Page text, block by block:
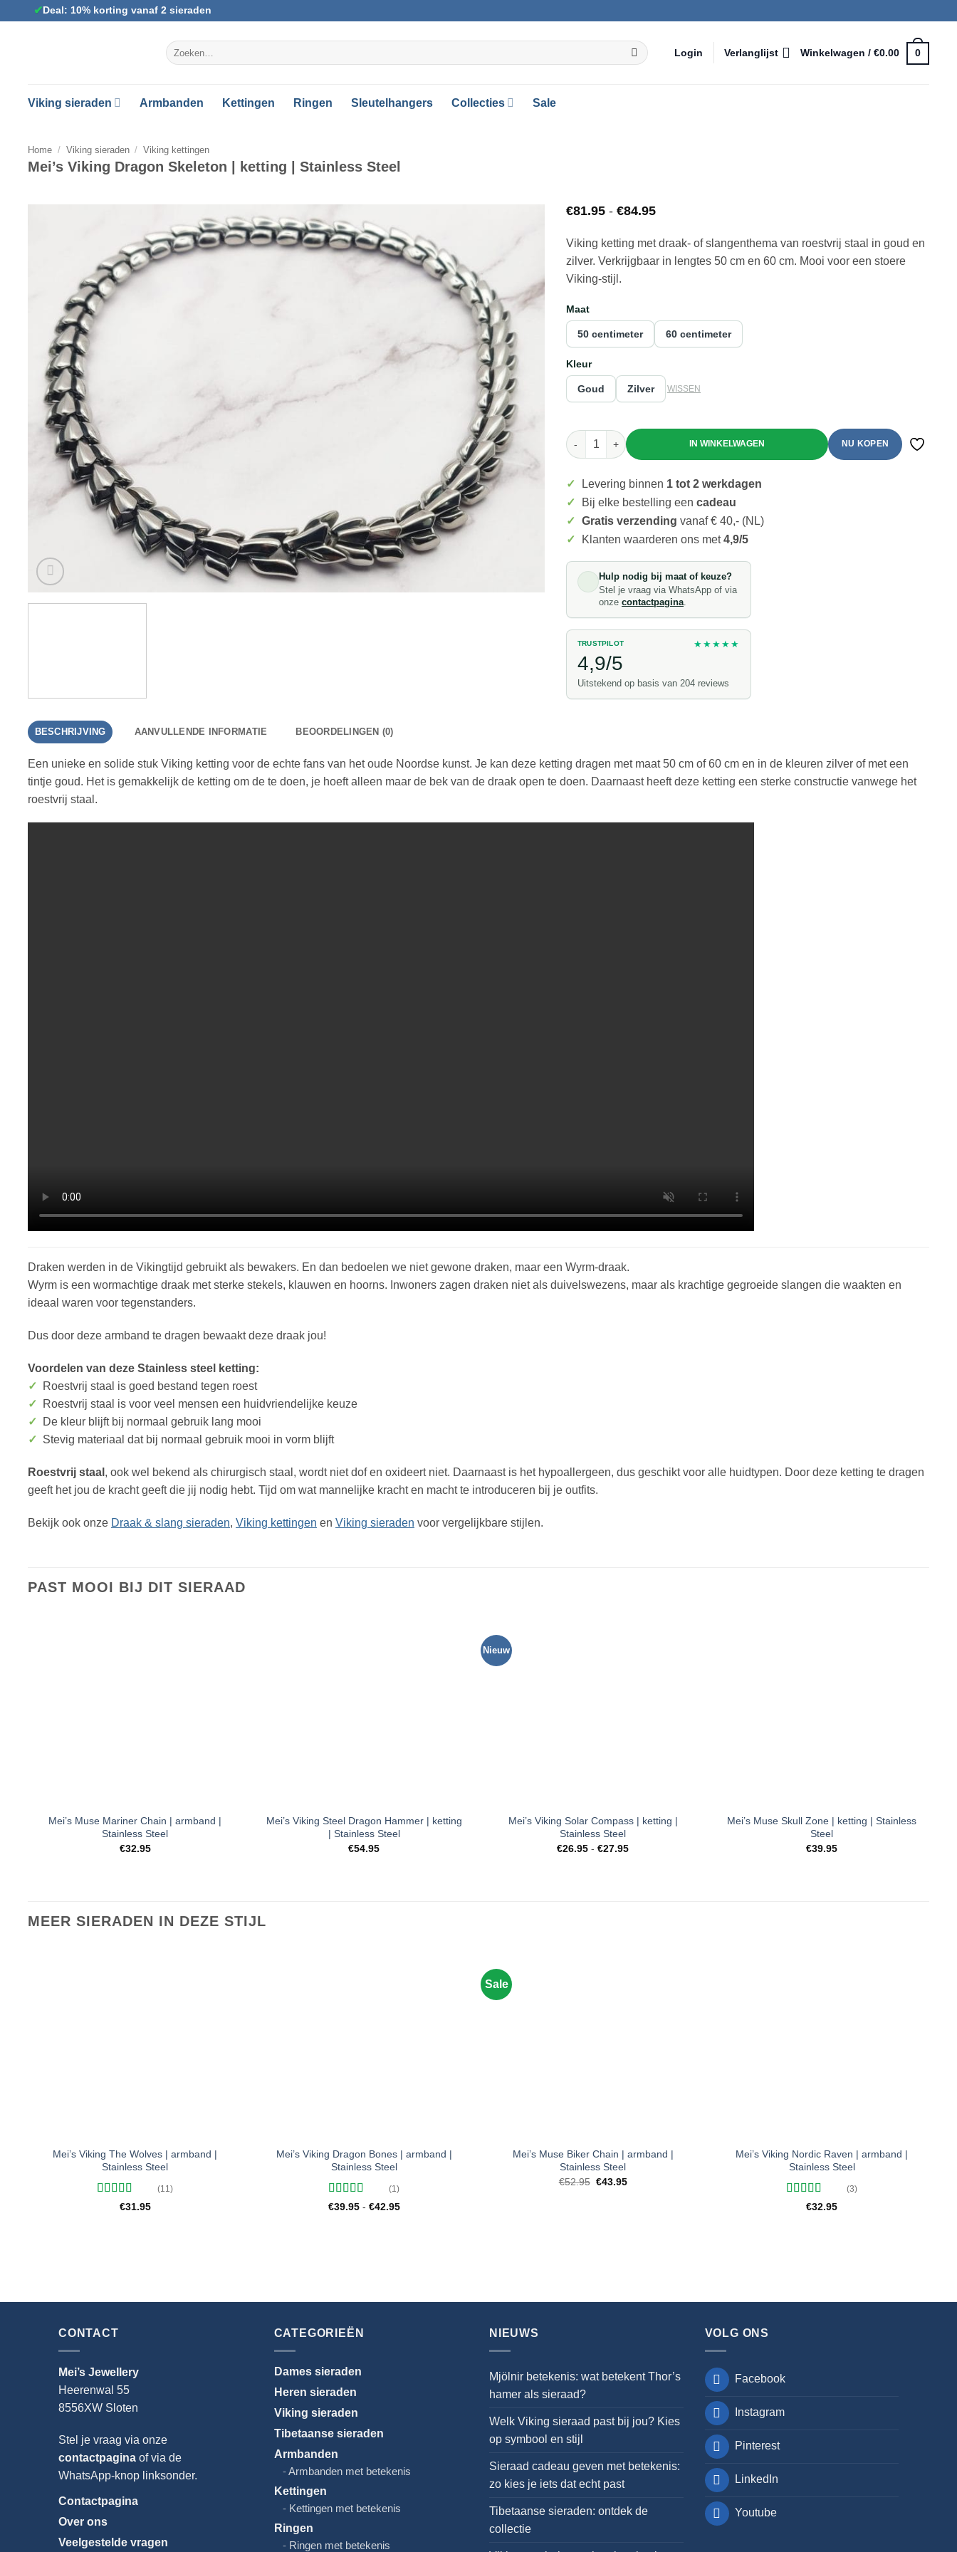
✔ Deal: 10% korting vanaf 2 sieraden
Zoeken
naar:
Login Verlanglijst Winkelwagen /€0.00 0
Viking sieraden Armbanden Kettingen Ringen Sleutelhangers Collecties Sale
Home / Viking sieraden / Viking kettingen
Mei’s Viking Dragon Skeleton | ketting | Stainless Steel
verlanglijst
€81.95 - €84.95Prijsklasse:
tot
€84.95
Viking ketting met draak- of slangenthema van roestvrij staal in goud en
zilver. Verkrijgbaar in lengtes 50 cm en 60 cm. Mooi voor een stoere
Viking-stijl.
Maat
50 centimeter 60 centimeter
Kleur
Goud Zilver WISSEN
Mei's Viking Dragon Skeleton | ketting | Stainless Steel aantal
NU KOPEN
✓ Levering binnen 1 tot 2 werkdagen
✓
Bij elke bestelling een cadeau
✓ Gratis verzending vanaf € 40,- (NL)
✓
Klanten waarderen ons met4,9/5
Hulp nodig bij maat of keuze?
Stel je vraag via WhatsApp of via
onze contactpagina
TRUSTPILOT ★★★★★
4,9/5
Uitstekend op basis van 204 reviews
BESCHRIJVING AANVULLENDE INFORMATIE BEOORDELINGEN (0)
Een unieke en solide stuk Viking ketting voor de echte fans van het oude Noordse kunst. Je kan deze ketting dragen met maat 50 cm of 60 cm en in de kleuren zilver of met een
tintje goud. Het is gemakkelijk de ketting om de te doen, je hoeft alleen maar de bek van de draak open te doen. Daarnaast heeft deze ketting een sterke constructie vanwege het
roestvrij staal.
Draken werden in de Vikingtijd gebruikt als bewakers. En dan bedoelen we niet gewone draken, maar een Wyrm-draak.
Wyrm is een wormachtige draak met sterke stekels, klauwen en hoorns. Inwoners zagen draken niet als duivelswezens, maar als krachtige gegroeide slangen die waakten en
ideaal waren voor tegenstanders.
Dus door deze armband te dragen bewaakt deze draak jou!
Voordelen van deze Stainless steel ketting:
✓
Roestvrij staal is goed bestand tegen roest
✓
Roestvrij staal is voor veel mensen een huidvriendelijke keuze
✓
De kleur blijft bij normaal gebruik lang mooi
✓ Stevig materiaal dat bij normaal gebruik mooi in vorm blijft
Roestvrij staal , ook wel bekend als chirurgisch staal, wordt niet dof en oxideert niet. Daarnaast is het hypoallergeen, dus geschikt voor alle huidtypen. Door deze ketting te dragen
geeft het jou de kracht geeft die jij nodig hebt. Tijd om wat mannelijke kracht en macht te introduceren bij je outfits.
Bekijk ook onze Draak & slang sieraden, Viking kettingen en Viking sieraden voor vergelijkbare stijlen.
PAST MOOI BIJ DIT SIERAAD
Mei’s Muse Mariner Chain | armband |
Stainless Steel
€32.95
Mei’s Viking Steel Dragon Hammer | ketting
| Stainless Steel
€54.95
Nieuw
Mei’s Viking Solar Compass | ketting |
Stainless Steel
€26.95 - €27.95Prijsklasse:
Mei’s Muse Skull Zone | ketting | Stainless
Steel
€39.95
MEER SIERADEN IN DEZE STIJL
Mei’s Viking The Wolves | armband |
Stainless Steel
Gewaardeerd
(11)
€31.95
Mei’s Viking Dragon Bones | armband |
Stainless Steel
Gewaardeerd
(1)
€39.95 - €42.95Prijsklasse:
Sale
Mei’s Muse Biker Chain | armband |
Stainless Steel
€52.95 Oorspronkelijke
€43.95Huidige
Mei’s Viking Nordic Raven | armband |
Stainless Steel
Gewaardeerd
(3)
€32.95
CONTACT
Mei’s Jewellery
Heerenwal 55
8556XW Sloten
Stel je vraag via onze
contactpagina of via de
WhatsApp-knop linksonder.
Contactpagina
Over ons
Veelgestelde vragen
CATEGORIEËN
Dames sieraden
Heren sieraden
Viking sieraden
Tibetaanse sieraden
Armbanden
Armbanden met betekenis
Kettingen
Kettingen met betekenis
Ringen
Ringen met betekenis
NIEUWS
Mjölnir betekenis: wat betekent Thor’s
hamer als sieraad?
Welk Viking sieraad past bij jou? Kies
op symbool en stijl
Sieraad cadeau geven met betekenis:
zo kies je iets dat echt past
Tibetaanse sieraden: ontdek de
collectie
VOLG ONS
Facebook
Instagram
Pinterest
LinkedIn
Youtube